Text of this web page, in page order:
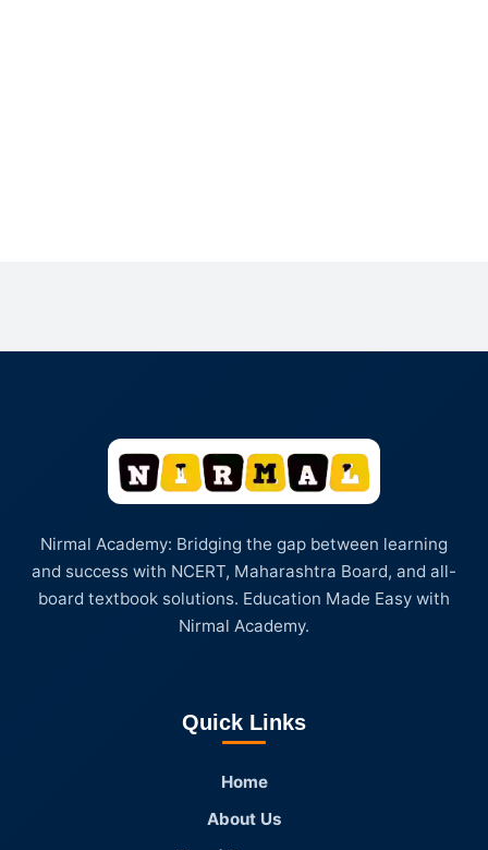
Nirmal Academy: Bridging the gap between learning
and success with NCERT, Maharashtra Board, and all-
board textbook solutions. Education Made Easy with
Nirmal Academy.
Quick Links
Home
About Us